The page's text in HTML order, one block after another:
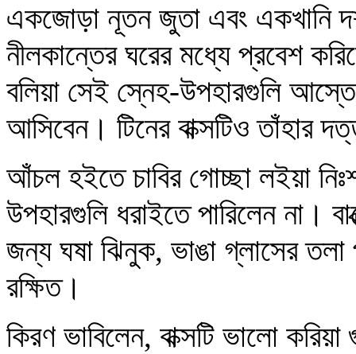
একজোড়া নূতন জুতা এবং একখানি
নীলকান্তের ঘরের মধ্যে প্রবেশ
বলিয়া সেই স্নেহ-উপহারগুলি আস্তে
আসিবেন। টিনের বাক্সটিও তাঁহার
আঁচল হইতে চাবির গোচ্ছা লইয়া
উপহারগুলি ধরাইতে পারিলেন না।
জন্য ঘষা ঝিনুক, ভাঙা গ্লাসের তলা
রক্ষিত।
কিরণ ভাবিলেন, বাক্সটি ভালো